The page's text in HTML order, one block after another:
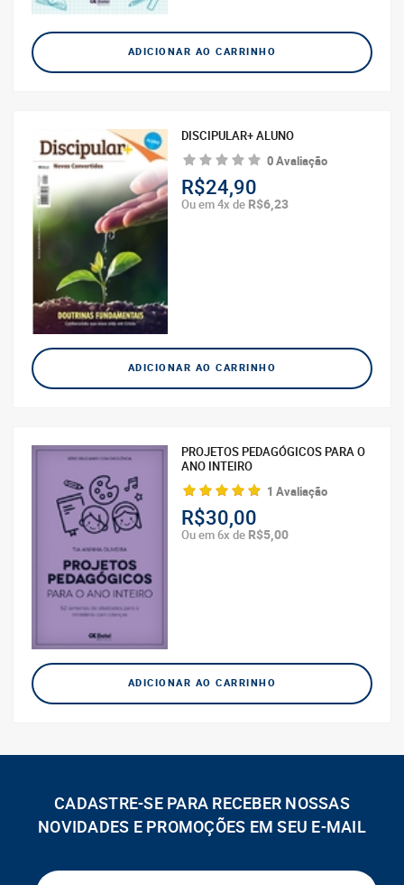
ADICIONAR AO CARRINHO
DISCIPULAR+ ALUNO
0 Avaliação
R$24,90
Ou em 4x de R$6,23
ADICIONAR AO CARRINHO
PROJETOS PEDAGÓGICOS PARA O
ANO INTEIRO
1 Avaliação
R$30,00
Ou em 6x de R$5,00
ADICIONAR AO CARRINHO
CADASTRE-SE PARA RECEBER NOSSAS
NOVIDADES E PROMOÇÕES EM SEU E-MAIL